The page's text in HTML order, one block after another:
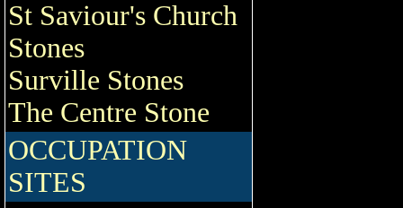
St Saviour's Church
Stones
Surville Stones
The Centre Stone
OCCUPATION
SITES